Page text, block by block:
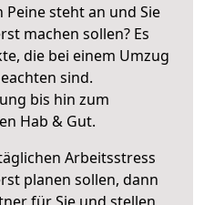
steht an und Sie
machen sollen? Es
die bei einem Umzug
sind.
bis hin zum
Hab & Gut.
Arbeitsstress
planen sollen, dann